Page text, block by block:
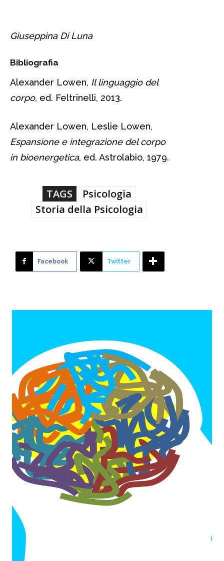
Giuseppina Di Luna
Bibliografia
Alexander Lowen, Il linguaggio del
corpo, ed. Feltrinelli, 2013.
Alexander Lowen, Leslie Lowen,
Espansione e integrazione del corpo
in bioenergetica, ed. Astrolabio, 1979.
TAGS
Psicologia
Storia della Psicologia
Facebook Twitter